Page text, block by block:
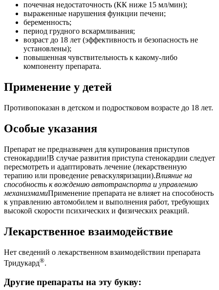
почечная недостаточность (КК ниже 15 мл/мин);
выраженные нарушения функции печени;
беременность;
период грудного вскармливания;
возраст до 18 лет (эффективность и безопасность не
установлены);
повышенная чувствительность к какому-либо
компоненту препарата.
Применение у детей
Противопоказан в детском и подростковом возрасте до 18 лет.
Особые указания
Препарат не предназначен для купирования приступов
стенокардии!В случае развития приступа стенокардии следует
пересмотреть и адаптировать лечение (лекарственную
терапию или проведение реваскуляризации).Влияние на
способность к вождению автотранспорта и управлению
механизмамиПрименение препарата не влияет на способность
к управлению автомобилем и выполнения работ, требующих
высокой скорости психических и физических реакций.
Лекарственное взаимодействие
Нет сведений о лекарственном взаимодействии препарата
Тридукард®.
Другие препараты на эту букву: